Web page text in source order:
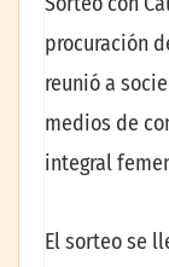
procuración
reunió a
medios de
integral
El sorteo se